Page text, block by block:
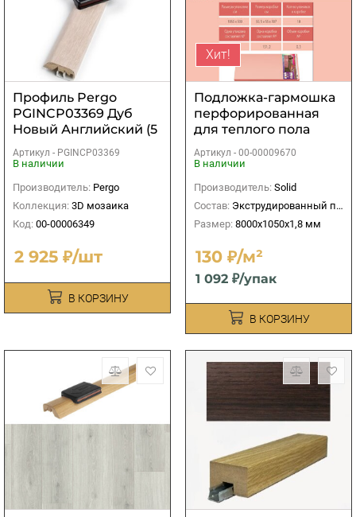
Профиль Pergo
PGINCP03369 Дуб
Новый Английский (5
в 1)
Артикул - PGINCP03369
В наличии
Производитель: Pergo
Коллекция: 3D мозаика
Код: 00-00006349
2 925 ₽/шт
В КОРЗИНУ
Хит!
Подложка-гармошка
перфорированная
для теплого пола
Солид Розовая
8000х1050х1,8 мм
Артикул - 00-00009670
В наличии
Производитель: Solid
Состав: Экструдированный пенополистирол
Размер: 8000х1050х1,8 мм
130 ₽/м²
1 092 ₽/упак
В КОРЗИНУ